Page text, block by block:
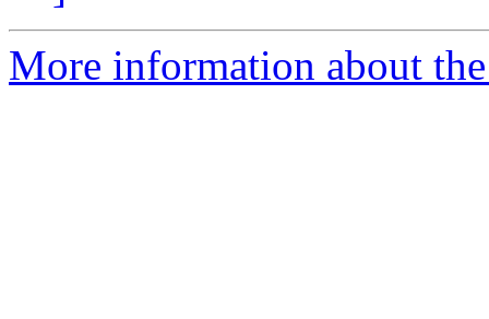
More information about